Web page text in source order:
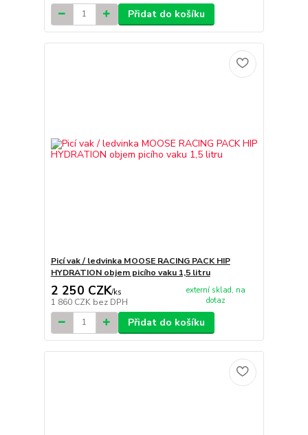
Přidat do košíku
Picí vak / ledvinka MOOSE RACING PACK HIP
HYDRATION objem picího vaku 1,5 litru
2 250 CZK/ks
1 860 CZK bez DPH
externí sklad, na
dotaz
Přidat do košíku